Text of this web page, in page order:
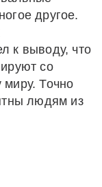
другое.
к выводу, что
со
миру. Точно
людям из